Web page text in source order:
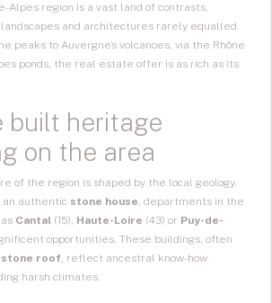
Alpes region is a vast land of contrasts,
and architectures rarely equalled
peaks to Auvergne’s volcanoes, via the Rhône
ponds, the real estate offer is as rich as its
built heritage
on the area
of the region is shaped by the local geology.
an authentic stone house, departments in the
Cantal (15), Haute-Loire (43) or Puy-de-
opportunities. These buildings, often
stone roof, reflect ancestral know-how
harsh climates.